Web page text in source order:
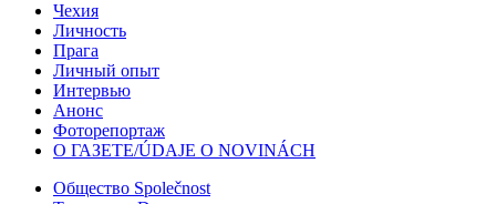
Чехия
Личность
Прага
Личный опыт
Интервью
Анонс
Фоторепортаж
О ГАЗЕТЕ/ÚDAJE O NOVINÁCH
Общество Společnost